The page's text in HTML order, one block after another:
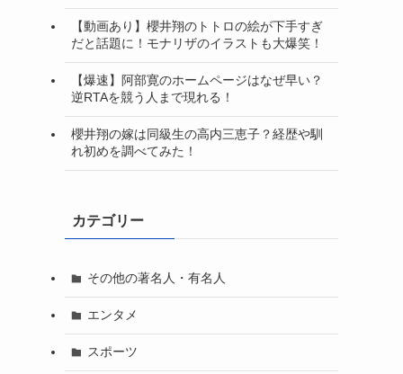
【動画あり】櫻井翔のトトロの絵が下手すぎ
だと話題に！モナリザのイラストも大爆笑！
【爆速】阿部寛のホームページはなぜ早い？
逆RTAを競う人まで現れる！
櫻井翔の嫁は同級生の高内三恵子？経歴や馴
れ初めを調べてみた！
カテゴリー
その他の著名人・有名人
エンタメ
スポーツ